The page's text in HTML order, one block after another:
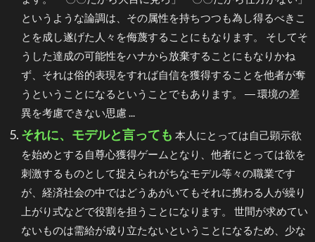
というような論調は、その属性を持ちつつも為し得るべきこ
とを成し遂げた人々を侮蔑することにもなります。 そしてそ
うした達成の可能性をハナから放棄することにもなりかね
ず、それは俗的表現をすれば自信を獲得することを他者が奪
うということになるということでもあります。 ― 環境の差
異を考慮できない思慮 ...
それに、モデルと言っても 本人にとっては自己顕示欲
を始めとする自尊心獲得ゲームとなり、他者にとっては欲を
刺激するものとして捉えられがちなモデル等々の職業です
が、経済社会の中ではどうあがいてもそれに携わる人が繰り
上がり式などで役割を担うことになります。 世間が求めてい
ないものは需給が成り立たないということになるため、少な